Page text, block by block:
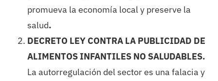
promueva la economía local y preserve la
salud.
DECRETO LEY CONTRA LA PUBLICIDAD DE
ALIMENTOS INFANTILES NO SALUDABLES.
La autorregulación del sector es una falacia y